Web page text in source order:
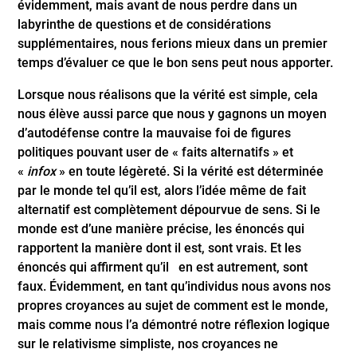
évidemment, mais avant de nous perdre dans un
labyrinthe de questions et de considérations
supplémentaires, nous ferions mieux dans un premier
temps d’évaluer ce que le bon sens peut nous apporter.
Lorsque nous réalisons que la vérité est simple, cela
nous élève aussi parce que nous y gagnons un moyen
d’autodéfense contre la mauvaise foi de figures
politiques pouvant user de « faits alternatifs » et
« infox» en toute légèreté. Si la vérité est déterminée
par le monde tel qu’il est, alors l’idée même de fait
alternatif est complètement dépourvue de sens. Si le
monde est d’une manière précise, les énoncés qui
rapportent la manière dont il est, sont vrais. Et les
énoncés qui affirment qu’il en est autrement, sont
faux. Évidemment, en tant qu’individus nous avons nos
propres croyances au sujet de comment est le monde,
mais comme nous l’a démontré notre réflexion logique
sur le relativisme simpliste, nos croyances ne